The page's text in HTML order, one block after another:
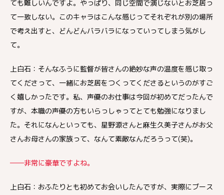
ても難しいんですよ。やっぱり、同じ空間で演じないとお芝居っ
て一致しない。このキャラはこんな感じってそれぞれが別の場所
で考え出すと、どんどんバラバラになっていってしまう気がし
て。
上白石：そんなふうに監督が皆さんの絶妙な声の温度を感じ取っ
てくださって、一緒にお芝居をつくってくださるというのがすご
く嬉しかったです。私、声優のお仕事は今回が初めてだったんで
すが、本職の声優の方もいらっしゃってとても勉強になりまし
た。それになんといっても、星野源さんと麻生久美子さんがお父
さんお母さんの家族って、なんて素敵なんだろうって(笑)。
――非常に豪華ですよね。
上白石：おふたりとも初めてお会いしたんですが、実際にブース